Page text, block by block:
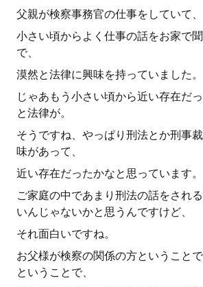
父親が検察事務官の仕事をしていて、
小さい頃からよく仕事の話をお家で
で、
漠然と法律に興味を持っていました。
じゃあもう小さい頃から近い存在だ
と法律が。
そうですね、やっぱり刑法とか刑事
味があって、
近い存在だったかなと思っています。
ご家庭の中であまり刑法の話をされ
いんじゃないかと思うんですけど、
それ面白いですね。
お父様が検察の関係の方ということ
ということで、